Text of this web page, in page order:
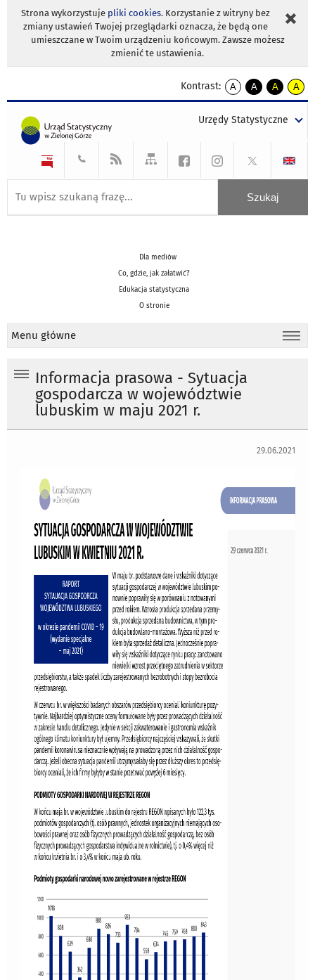
Strona wykorzystuje pliki cookies. Korzystanie z witryny bez
zmiany ustawień Twojej przeglądarki oznacza, że będą one
umieszczane w Twoim urządzeniu końcowym. Zawsze możesz
zmienić te ustawienia.
Kontrast:
A
kontrast
A
kontrast
tekst
czarnym
A
kontrast
tekst
czarnym
A
tekst
żółtym
Urzędy Statystyczne
Dla mediów
Co, gdzie, jak załatwić?
Edukacja statystyczna
O stronie
Menu główne
Informacja prasowa - Sytuacja
gospodarcza w województwie
lubuskim w maju 2021 r.
29.06.2021